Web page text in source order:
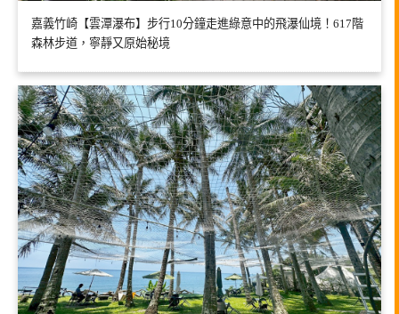
嘉義竹崎【雲潭瀑布】步行10分鐘走進綠意中的飛瀑仙境！617階
森林步道，寧靜又原始秘境